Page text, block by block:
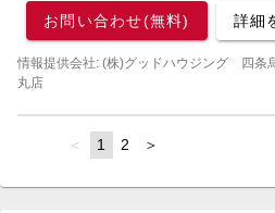
お問い合わせ(無料) 詳細
情報提供会社: (株)グッドハウジング 四
丸店
page
You're
page
1 page
2 page